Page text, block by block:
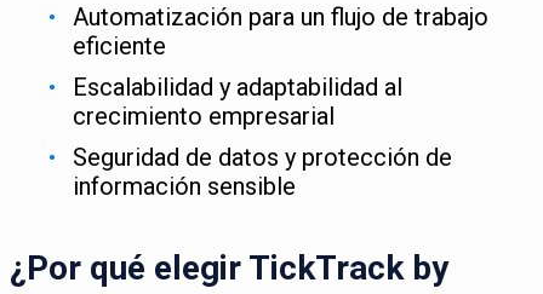
Automatización para un flujo de trabajo
eficiente
Escalabilidad y adaptabilidad al
crecimiento empresarial
Seguridad de datos y protección de
información sensible
¿Por qué elegir TickTrack by